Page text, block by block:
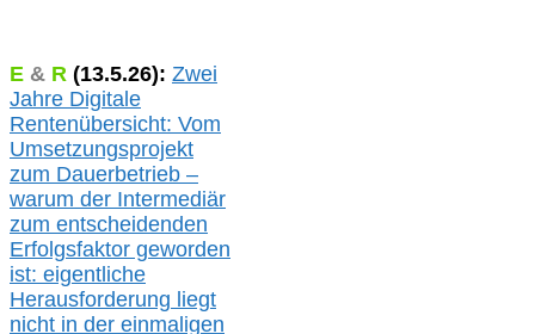
E & R (13.5.26): Zwei
Jahre Digitale
Rentenübersicht: Vom
Umsetzungsprojekt
zum Dauerbetrieb –
warum der Intermediär
zum entscheidenden
Erfolgsfaktor geworden
ist: eigentliche
Herausforderung liegt
nicht in der einmaligen